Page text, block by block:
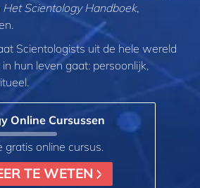
Het Scientology Handboek,
Scientologists uit de hele wereld
hun leven gaat: persoonlijk,
Online Cursussen
gratis online cursus.
TE WETEN